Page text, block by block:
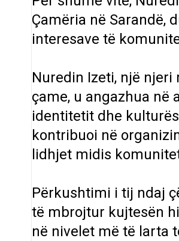
Çamëria në Sarandë,
interesave të
Nuredin Izeti, një
çame, u angazhua
identitetit dhe
kontribuoi në
lidhjet midis
Përkushtimi i tij ndaj
të mbrojtur kujtesën
në nivelet më të larta